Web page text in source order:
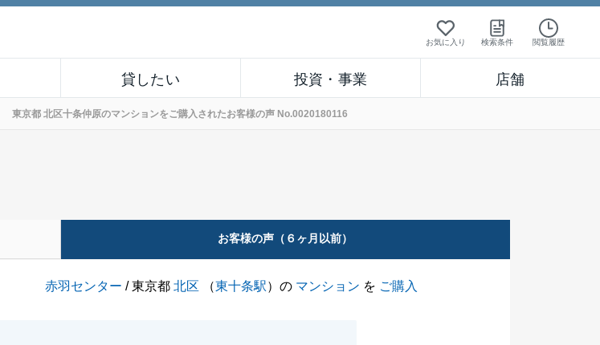
お気に入り 検索条件 閲覧履歴
貸したい 投資・事業 店舗
東京都 北区十条仲原のマンションをご購入されたお客様の声 No.0020180116
お客様の声（６ヶ月以前）
赤羽センター / 東京都北区 （東十条駅）の マンション を ご購入